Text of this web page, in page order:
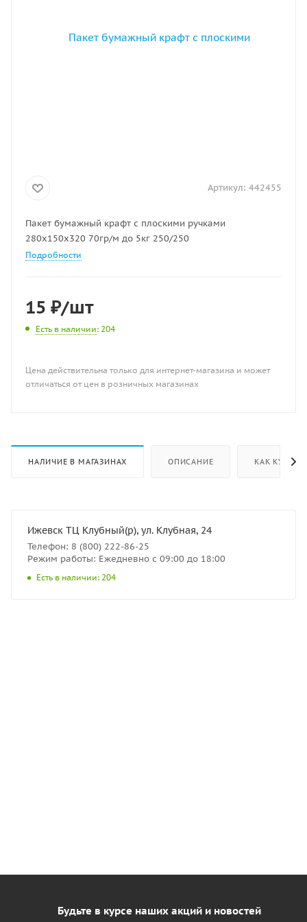
Артикул: 442455
Пакет бумажный крафт с плоскими ручками
280х150х320 70гр/м до 5кг 250/250
Подробности
15 ₽/шт
Есть в наличии: 204
Цена действительна только для интернет-магазина и может
отличаться от цен в розничных магазинах
НАЛИЧИЕ В МАГАЗИНАХ ОПИСАНИЕ КАК КУПИТЬ
Ижевск ТЦ Клубный(р), ул. Клубная, 24
Телефон: 8 (800) 222-86-25
Режим работы: Ежедневно с 09:00 до 18:00
Есть в наличии: 204
Будьте в курсе наших акций и новостей